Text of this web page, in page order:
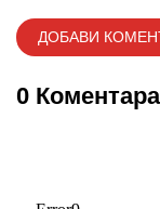
0 Коментара